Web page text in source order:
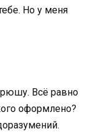
Но у меня
Всё равно
оформлено?